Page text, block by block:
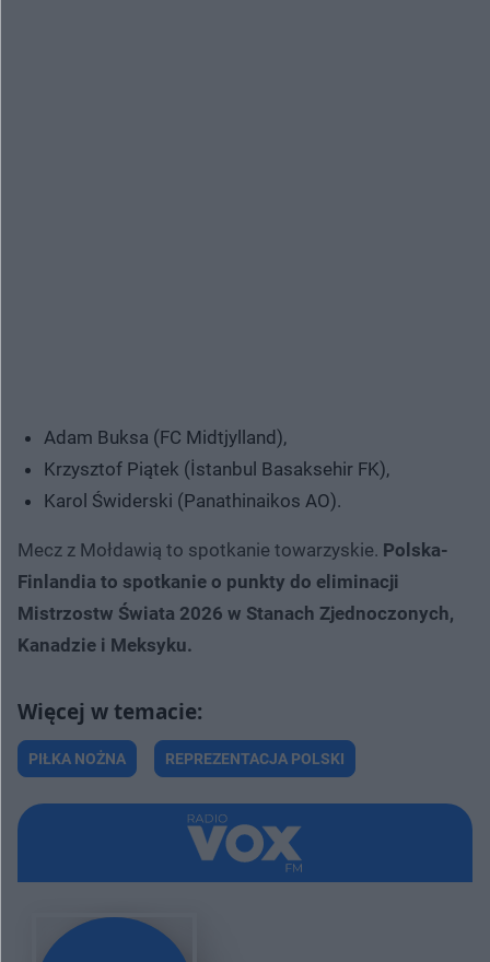
Adam Buksa (FC Midtjylland),
Krzysztof Piątek (İstanbul Basaksehir FK),
Karol Świderski (Panathinaikos AO).
Mecz z Mołdawią to spotkanie towarzyskie. Polska-
Finlandia to spotkanie o punkty do eliminacji
Mistrzostw Świata 2026 w Stanach Zjednoczonych,
Kanadzie i Meksyku.
PIŁKA NOŻNA REPREZENTACJA POLSKI